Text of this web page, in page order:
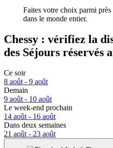
Faites votre choix parmi
dans le monde entier.
Chessy : vérifiez la
des Séjours réservés
Ce soir
8 août - 9 août
Demain
9 août - 10 août
Le week-end prochain
14 août - 16 août
Dans deux semaines
21 août - 23 août